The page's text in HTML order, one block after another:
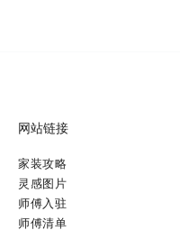
网站链接
家装攻略
灵感图片
师傅入驻
师傅清单